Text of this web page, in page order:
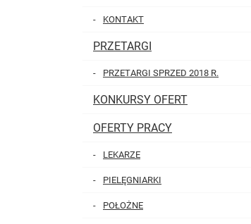
KONTAKT
PRZETARGI
PRZETARGI SPRZED 2018 R.
KONKURSY OFERT
OFERTY PRACY
LEKARZE
PIELĘGNIARKI
POŁOŻNE